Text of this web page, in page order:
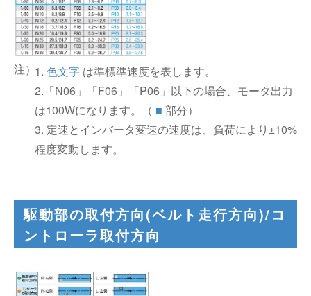
1. 色文字 は準標準速度を表します。
2.「N06」「F06」「P06」以下の場合、モータ出力
は100Wになります。（ ■ 部分）
3. 定速とインバータ変速の速度は、負荷により±10%
程度変動します。
駆動部の取付方向(ベルト走行方向)/コ
ントローラ取付方向